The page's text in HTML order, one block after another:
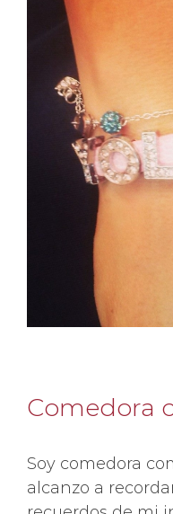
Comedora
Soy comedora
alcanzo a